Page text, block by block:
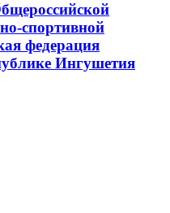
спортивной
федерация
Ингушетия